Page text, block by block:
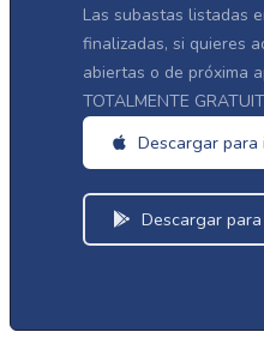
Las subastas listadas
finalizadas, si quieres
abiertas o de próxima
TOTALMENTE
Descargar para
Descargar